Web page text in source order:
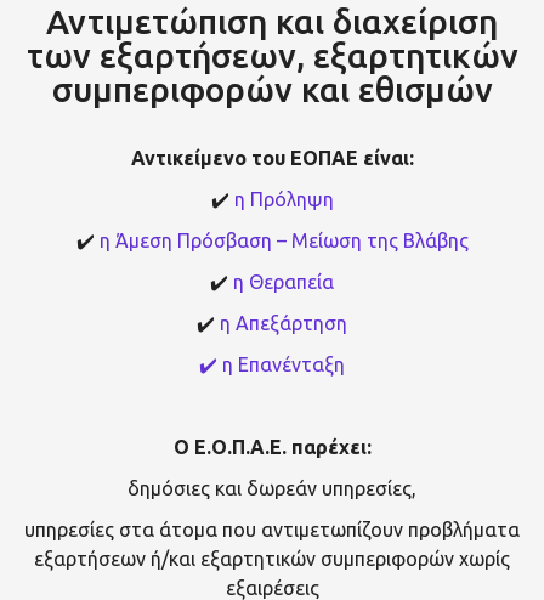
Αντιμετώπιση και διαχείριση
των εξαρτήσεων, εξαρτητικών
συμπεριφορών και εθισμών
Αντικείμενο του ΕΟΠΑΕ είναι:
✔️ η Πρόληψη
✔️ η Άμεση Πρόσβαση – Μείωση της Βλάβης
✔️ η Θεραπεία
✔️ η Απεξάρτηση
✔️ η Επανένταξη
Ο Ε.Ο.Π.Α.Ε. παρέχει:
δημόσιες και δωρεάν υπηρεσίες,
υπηρεσίες στα άτομα που αντιμετωπίζουν προβλήματα
εξαρτήσεων ή/και εξαρτητικών συμπεριφορών χωρίς
εξαιρέσεις